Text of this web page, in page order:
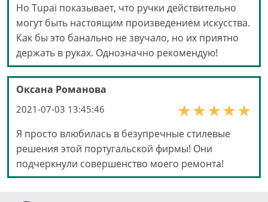
Но Tupai показывает, что ручки действительно
могут быть настоящим произведением искусства.
Как бы это банально не звучало, но их приятно
держать в руках. Однозначно рекомендую!
Оксана Романова
2021-07-03 13:45:46
Я просто влюбилась в безупречные стилевые
решения этой португальской фирмы! Они
подчеркнули совершенство моего ремонта!